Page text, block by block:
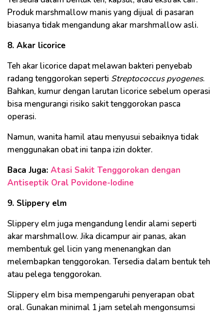
Produk marshmallow manis yang dijual di pasaran
biasanya tidak mengandung akar marshmallow asli.
8. Akar licorice
Teh akar licorice dapat melawan bakteri penyebab
radang tenggorokan seperti Streptococcus pyogenes.
Bahkan, kumur dengan larutan licorice sebelum operasi
bisa mengurangi risiko sakit tenggorokan pasca
operasi.
Namun, wanita hamil atau menyusui sebaiknya tidak
menggunakan obat ini tanpa izin dokter.
Baca Juga: Atasi Sakit Tenggorokan dengan
Antiseptik Oral Povidone-Iodine
9. Slippery elm
Slippery elm juga mengandung lendir alami seperti
akar marshmallow. Jika dicampur air panas, akan
membentuk gel licin yang menenangkan dan
melembapkan tenggorokan. Tersedia dalam bentuk teh
atau pelega tenggorokan.
Slippery elm bisa mempengaruhi penyerapan obat
oral. Gunakan minimal 1 jam setelah mengonsumsi